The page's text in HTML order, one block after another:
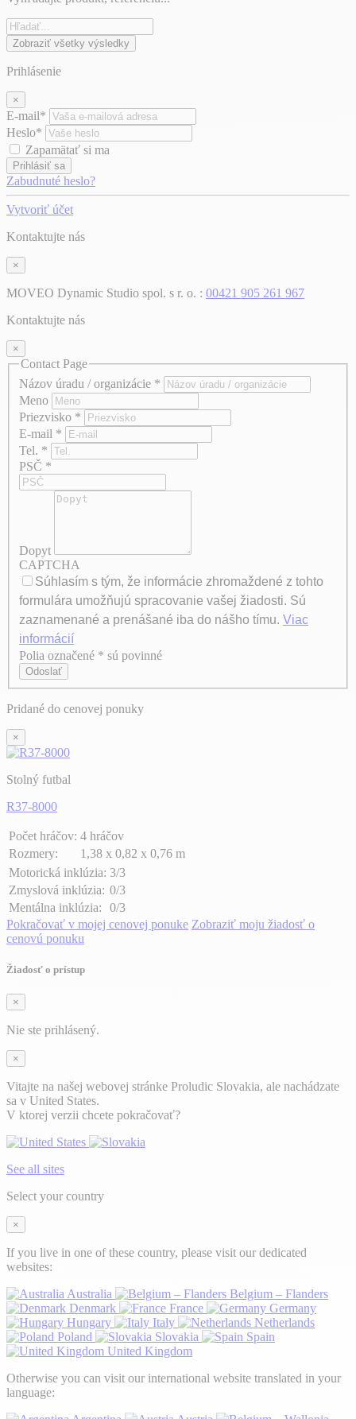
Zobraziť všetky výsledky
Prihlásenie
×
E-mail*
Heslo*
Zapamätať si ma
Prihlásiť sa
Zabudnuté heslo?
Vytvoriť účet
Kontaktujte nás
×
MOVEO Dynamic Studio spol. s r. o. : 00421 905 261 967
Kontaktujte nás
×
Contact Page
Názov úradu / organizácie *
Meno
Priezvisko *
E-mail *
Tel. *
PSČ *
Dopyt
CAPTCHA
Súhlasím s tým, že informácie zhromaždené z tohto
formulára umožňujú spracovanie vašej žiadosti. Sú
zaznamenané a prenášané iba do nášho tímu. Viac
informácií
Axeptio consent
Polia označené * sú povinné
Odoslať
Pridané do cenovej ponuky
×
Stolný futbal
R37-8000
Počet hráčov: 4 hráčov
Rozmery:
1,38 x 0,82 x 0,76 m
Motorická inklúzia: 3/3
Zmyslová inklúzia: 0/3
Mentálna inklúzia:
0/3
Pokračovať v mojej cenovej ponuke Zobraziť moju žiadosť o
cenovú ponuku
Žiadosť o prístup
×
Nie ste prihlásený.
×
Vitajte na našej webovej stránke Proludic Slovakia, ale nachádzate
sa v United States.
V ktorej verzii chcete pokračovať?
See all sites
Select your country
×
If you live in one of these country, please visit our dedicated
websites:
Australia
Belgium – Flanders
Denmark
France
Germany
Hungary
Italy
Netherlands
Poland
Slovakia
Spain
United Kingdom
Otherwise you can visit our international website translated in your
language: